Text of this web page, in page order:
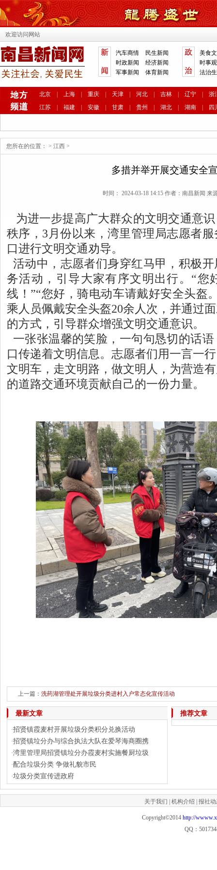
欢迎访问网站
汽车商情
民生新闻
时政新闻
经济新闻
军事新闻
体育新闻
美食
时事
法治
北京 上海 重庆 天津 河北 吉林 辽宁
浙
江苏
福建 安徽 甘肃 贵州 湖北 湖南 四
您所在的位置： > 江西 >
多措并举开展交通安全
时间： 2024-03-18 14:15 作者：南昌新闻 来
为进一步提高广大群众的文明交通意
秩序，3月份以来，湾里管理局志愿者
口进行文明交通劝导。
活动中，志愿者们身穿红马甲，积极
务活动，引导大家有序文明出行。“您
线！”“您好，骑电动车请戴好安全头盔
乘人员佩戴安全头盔20余人次，并通过
的方式，引导群众增强文明交通意识。
一张张温馨的笑脸，一句句恳切的话
口传递着文明信息。志愿者们用一言一
文明车，走文明路，做文明人，为营造
的道路交通环境贡献自己的一份力量。
上一篇： 洗药湖管理处开展垃圾分类进村入户常态化宣传活动
下一篇：“小手拉大
最新文章
·招贤镇霞麦村开展垃圾分类积分兑换活动
·招贤镇垃分办与综合执法大队在爱琴海商圈携
·湾里管理局招贤镇垃分办霞麦村实施餐厨垃圾
·配合垃圾分类 争做礼貌市民
·垃圾分类宣传进政府
推荐文章
关于我们 机构介绍 报社
Copyright©2014 http://
QQ：